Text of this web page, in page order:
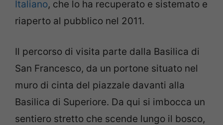
Italiano, che lo ha recuperato e sistemato e
riaperto al pubblico nel 2011.
Il percorso di visita parte dalla Basilica di
San Francesco, da un portone situato nel
muro di cinta del piazzale davanti alla
Basilica di Superiore. Da qui si imbocca un
sentiero stretto che scende lungo il bosco,